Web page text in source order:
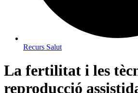
Recurs Salut
La fertilitat i les
reproducció